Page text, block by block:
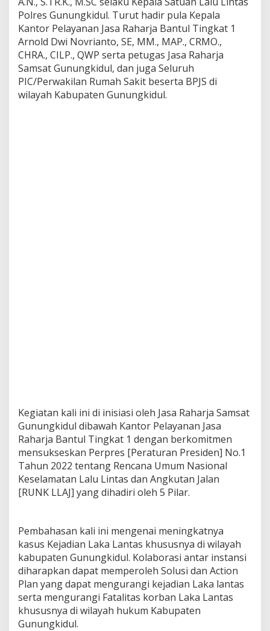
Polres Gunungkidul. Turut hadir pula Kepala
Kantor Pelayanan Jasa Raharja Bantul Tingkat 1
Arnold Dwi Novrianto, SE, MM., MAP., CRMO.,
CHRA., CILP., QWP serta petugas Jasa Raharja
Samsat Gunungkidul, dan juga Seluruh
PIC/Perwakilan Rumah Sakit beserta BPJS di
wilayah Kabupaten Gunungkidul.
Kegiatan kali ini di inisiasi oleh Jasa Raharja Samsat
Gunungkidul dibawah Kantor Pelayanan Jasa
Raharja Bantul Tingkat 1 dengan berkomitmen
mensukseskan Perpres [Peraturan Presiden] No.1
Tahun 2022 tentang Rencana Umum Nasional
Keselamatan Lalu Lintas dan Angkutan Jalan
[RUNK LLAJ] yang dihadiri oleh 5 Pilar.
Pembahasan kali ini mengenai meningkatnya
kasus Kejadian Laka Lantas khususnya di wilayah
kabupaten Gunungkidul. Kolaborasi antar instansi
diharapkan dapat memperoleh Solusi dan Action
Plan yang dapat mengurangi kejadian Laka lantas
serta mengurangi Fatalitas korban Laka Lantas
khususnya di wilayah hukum Kabupaten
Gunungkidul.